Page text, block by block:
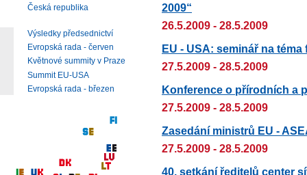
2009“
26.5.2009 - 28.5.2009
EU - USA: seminář na
27.5.2009 - 28.5.2009
Konference o přírodních a
27.5.2009 - 28.5.2009
Zasedání ministrů EU -
27.5.2009 - 28.5.2009
40. setkání ředitelů center
Česká republika
Výsledky předsednictví
Evropská rada - červen
Květnové summity v Praze
Summit EU-USA
Evropská rada - březen